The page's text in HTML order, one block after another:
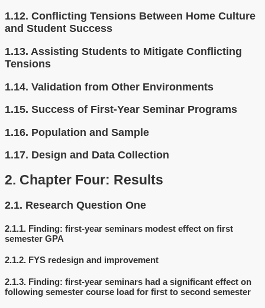
1.12. Conflicting Tensions Between Home Culture
and Student Success
1.13. Assisting Students to Mitigate Conflicting
Tensions
1.14. Validation from Other Environments
1.15. Success of First-Year Seminar Programs
1.16. Population and Sample
1.17. Design and Data Collection
2. Chapter Four: Results
2.1. Research Question One
2.1.1. Finding: first-year seminars modest effect on first
semester GPA
2.1.2. FYS redesign and improvement
2.1.3. Finding: first-year seminars had a significant effect on
following semester course load for first to second semester